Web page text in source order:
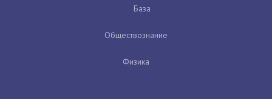
База
Обществознание
Физика